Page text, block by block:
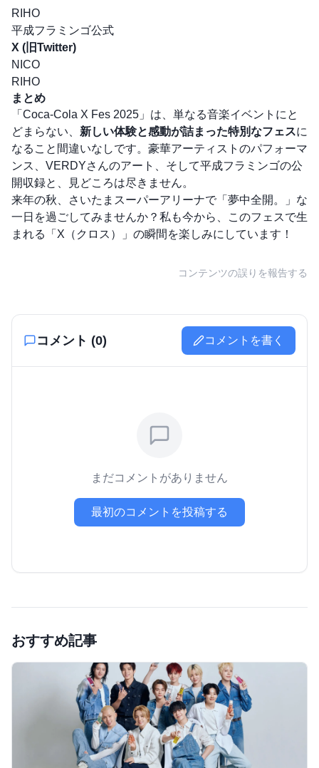
RIHO
平成フラミンゴ公式
X (旧Twitter)
NICO
RIHO
まとめ
「Coca-Cola X Fes 2025」は、単なる音楽イベントにと
どまらない、 新しい体験と感動が詰まった特別なフェスに
なること間違いなしです。豪華アーティストのパフォーマ
ンス、VERDYさんのアート、そして平成フラミンゴの公
開収録と、見どころは尽きません。
来年の秋、さいたまスーパーアリーナで「夢中全開。」な
一日を過ごしてみませんか？私も今から、このフェスで生
まれる「X（クロス）」の瞬間を楽しみにしています！
コンテンツの誤りを報告する
コメント (0) コメントを書く
まだコメントがありません
最初のコメントを投稿する
おすすめ記事